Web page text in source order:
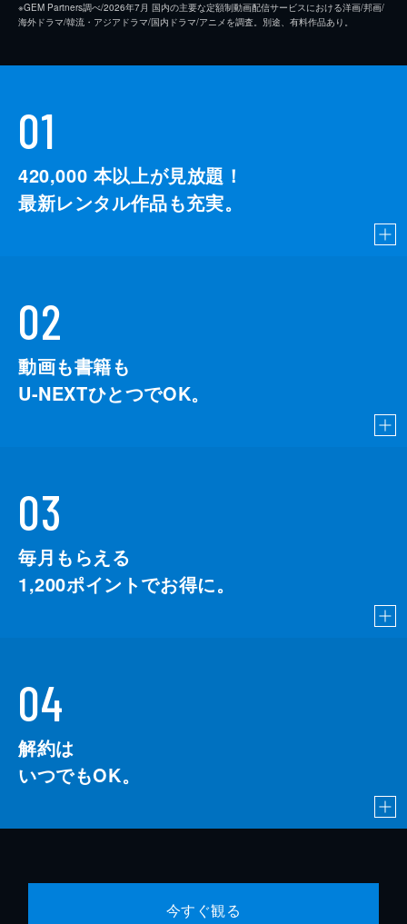
※GEM Partners調べ/2026年7⽉ 国内の主要な定額制動画配信サービスにおける洋画/邦画/
海外ドラマ/韓流・アジアドラマ/国内ドラマ/アニメを調査。別途、有料作品あり。
01
420,000 本以上が見放題！
最新レンタル作品も充実。
02
動画も書籍も
U-NEXTひとつでOK。
03
毎月もらえる
1,200ポイントでお得に。
04
解約は
いつでもOK。
今すぐ観る